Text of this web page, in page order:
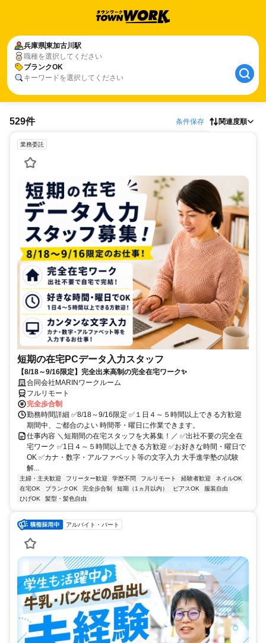
兵庫県東加古川駅
職種を選択してください
ブランクOK
キーワードを選択してください
529件 条件保存 関連度順
業務委託
短期の在宅PCデータ入力スタッフ
【8/18～9/16限定】完全出来高制の完全在宅ワーク✨
合同会社MARINワークルーム
フルリモート
完全歩合制
勤務時間詳細 ✅8/18～9/16限定 ✅１日４～５時間以上できる方歓迎
期間中、ご都合のよい 時間帯・曜日に作業できます。
仕事内容 ＼短期間の在宅スタッフを大募集！／ ✅出社不要の完全在
宅ワーク ✅1日４～５時間以上できる方歓迎 ✅お好きな時間・曜日で
OK ✅カナ・数字・アルファベット等の文字入力 大手進学塾の試験
解...
主婦・主夫歓迎 フリーター歓迎 学歴不問 フルリモート 経験者歓迎
ネイルOK
在宅OK
ブランクOK 完全歩合制 短期（1ヵ月以内） ピアスOK
服装自由
ひげOK
髪型・髪色自由
アルバイト・パート